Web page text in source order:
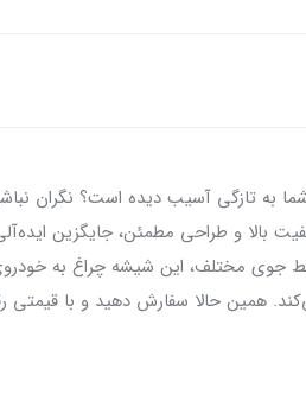
بالا و طراحی مطمئن، جایگزین
جوی مختلف، این شیشه چراغ به
همین حالا سفارش دهید و با قیمتی